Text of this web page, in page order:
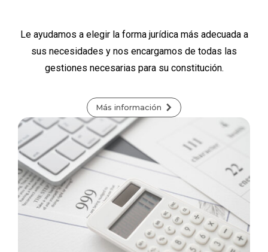
Le ayudamos a elegir la forma jurídica más adecuada a
sus necesidades y nos encargamos de todas las
gestiones necesarias para su constitución.
Más información